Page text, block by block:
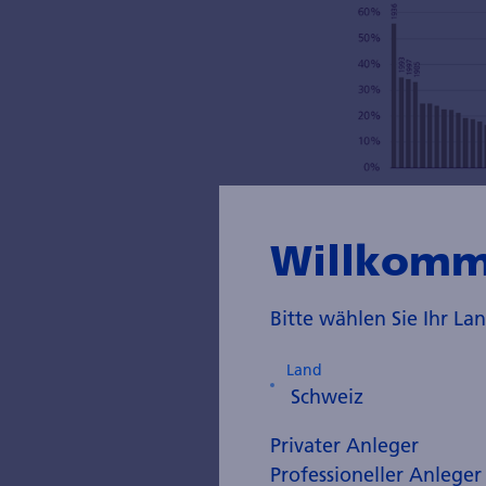
Quelle:
Die dunklen
verschwinden.
sagt Anja
Bitte wählen Sie Ihr
Land
Privater Anleger
Professioneller Anleger